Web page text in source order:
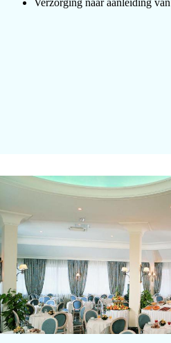
Verzorging naar aanleiding